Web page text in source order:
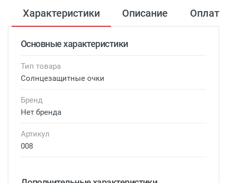
Характеристики Описание Оплата
Основные характеристики
Тип товара
Солнцезащитные очки
Бренд
Нет бренда
Артикул
008